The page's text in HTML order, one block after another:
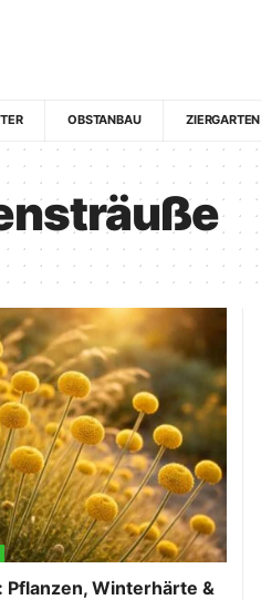
OBSTANBAU ZIERGARTEN
Pflanzen, Winterhärte &